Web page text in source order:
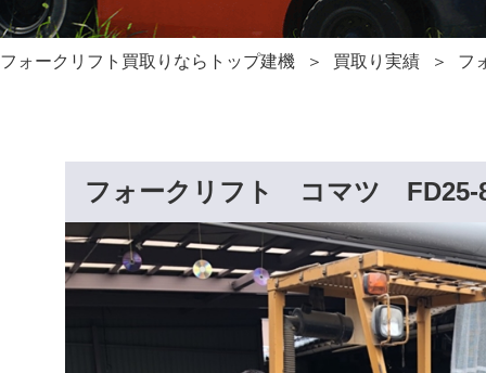
フォークリフト買取りならトップ建機 買取り実績 フ
フォークリフト コマツ